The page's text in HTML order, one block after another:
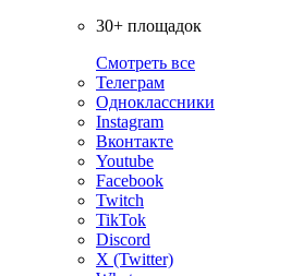
30+ площадок
Смотреть все
Телеграм
Одноклассники
Instagram
Вконтакте
Youtube
Facebook
Twitch
TikTok
Discord
X (Twitter)